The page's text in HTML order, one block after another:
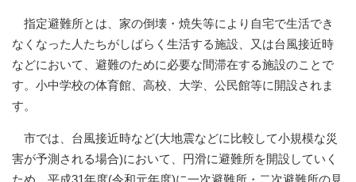
指定避難所とは、家の倒壊・焼失等により自宅で生活でき
なくなった人たちがしばらく生活する施設、又は台風接近時
などにおいて、避難のために必要な間滞在する施設のことで
す。小中学校の体育館、高校、大学、公民館等に開設されま
す。
市では、台風接近時など(大地震などに比較して小規模な災
害が予測される場合)において、円滑に避難所を開設していく
ため、平成31年度(令和元年度)に一次避難所・二次避難所の見